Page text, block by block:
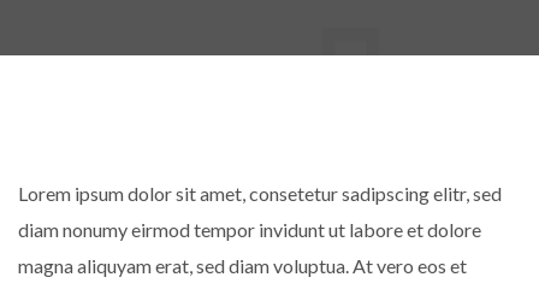
Lorem ipsum dolor sit amet, consetetur sadipscing elitr, sed
diam nonumy eirmod tempor invidunt ut labore et dolore
magna aliquyam erat, sed diam voluptua. At vero eos et